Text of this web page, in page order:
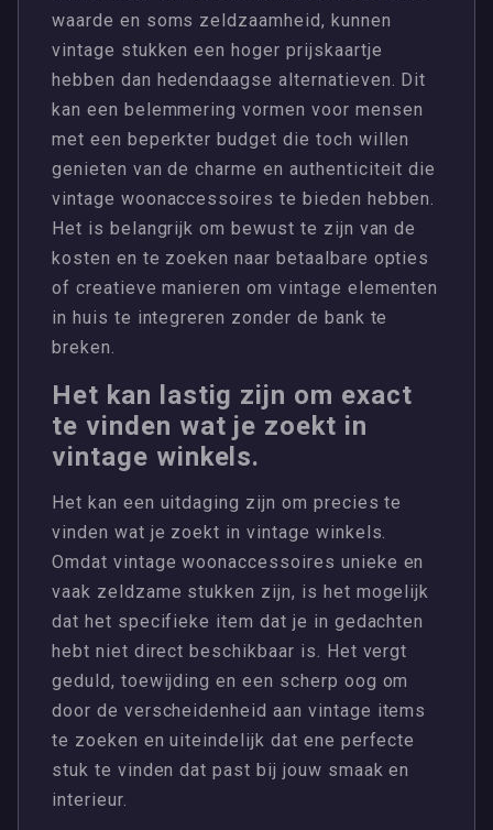
waarde en soms zeldzaamheid, kunnen
vintage stukken een hoger prijskaartje
hebben dan hedendaagse alternatieven. Dit
kan een belemmering vormen voor mensen
met een beperkter budget die toch willen
genieten van de charme en authenticiteit die
vintage woonaccessoires te bieden hebben.
Het is belangrijk om bewust te zijn van de
kosten en te zoeken naar betaalbare opties
of creatieve manieren om vintage elementen
in huis te integreren zonder de bank te
breken.
Het kan lastig zijn om exact
te vinden wat je zoekt in
vintage winkels.
Het kan een uitdaging zijn om precies te
vinden wat je zoekt in vintage winkels.
Omdat vintage woonaccessoires unieke en
vaak zeldzame stukken zijn, is het mogelijk
dat het specifieke item dat je in gedachten
hebt niet direct beschikbaar is. Het vergt
geduld, toewijding en een scherp oog om
door de verscheidenheid aan vintage items
te zoeken en uiteindelijk dat ene perfecte
stuk te vinden dat past bij jouw smaak en
interieur.